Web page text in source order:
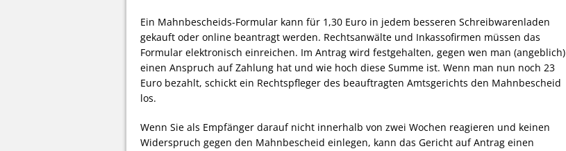
Ein Mahnbescheids-Formular kann für 1,30 Euro in jedem besseren Schreibwarenladen
gekauft oder online beantragt werden. Rechtsanwälte und Inkassofirmen müssen das
Formular elektronisch einreichen. Im Antrag wird festgehalten, gegen wen man (angeblich)
einen Anspruch auf Zahlung hat und wie hoch diese Summe ist. Wenn man nun noch 23
Euro bezahlt, schickt ein Rechtspfleger des beauftragten Amtsgerichts den Mahnbescheid
los.
Wenn Sie als Empfänger darauf nicht innerhalb von zwei Wochen reagieren und keinen
Widerspruch gegen den Mahnbescheid einlegen, kann das Gericht auf Antrag einen